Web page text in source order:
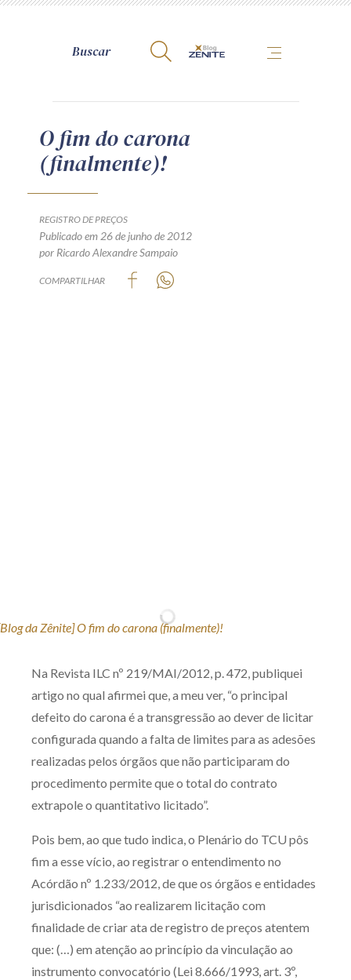
A Zênite
Como publicar conosco
Termos de uso
Política de Privacidade
Guia de Direitos dos Titulares de Dados
Zênite in Company
Receba por RSS
Av. Sete de Setembro, 4698
Batel Curitiba/ PR CEP80240-000
Telefone (41) 2109-8666
Whatsapp (41) 98881-6616
O fim do carona
(finalmente)!
REGISTRO DE PREÇOS
Publicado em 26 de junho de 2012
por Ricardo Alexandre Sampaio
COMPARTILHAR
Na Revista ILC nº 219/MAI/2012, p. 472, publiquei
artigo no qual afirmei que, a meu ver, “o principal
defeito do carona é a transgressão ao dever de licitar
configurada quando a falta de limites para as adesões
realizadas pelos órgãos que não participaram do
procedimento permite que o total do contrato
extrapole o quantitativo licitado”.
Pois bem, ao que tudo indica, o Plenário do TCU pôs
fim a esse vício, ao registrar o entendimento no
Acórdão nº 1.233/2012, de que os órgãos e entidades
jurisdicionados “ao realizarem licitação com
finalidade de criar ata de registro de preços atentem
que: (…) em atenção ao princípio da vinculação ao
instrumento convocatório (Lei 8.666/1993, art. 3º,